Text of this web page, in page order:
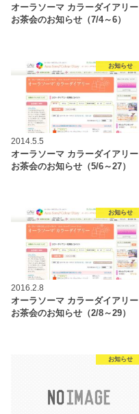
オーラソーマ カラーダイアリー
お茶会のお知らせ（7/4～6）
お知らせ
2014.5.5
オーラソーマ カラーダイアリー
お茶会のお知らせ（5/6～27）
お知らせ
2016.2.8
オーラソーマ カラーダイアリー
お茶会のお知らせ（2/8～29）
お知らせ